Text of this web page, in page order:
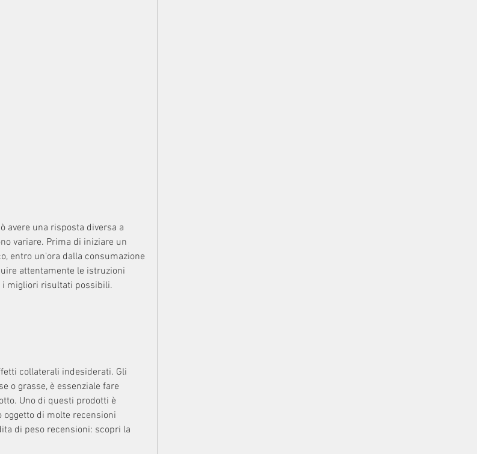
variare. Prima di iniziare un
entro un'ora dalla consumazione
attentamente le istruzioni
i migliori risultati possibili.
collaterali indesiderati. Gli
o grasse, è essenziale fare
Uno di questi prodotti è
di molte recensioni
di peso recensioni: scopri la